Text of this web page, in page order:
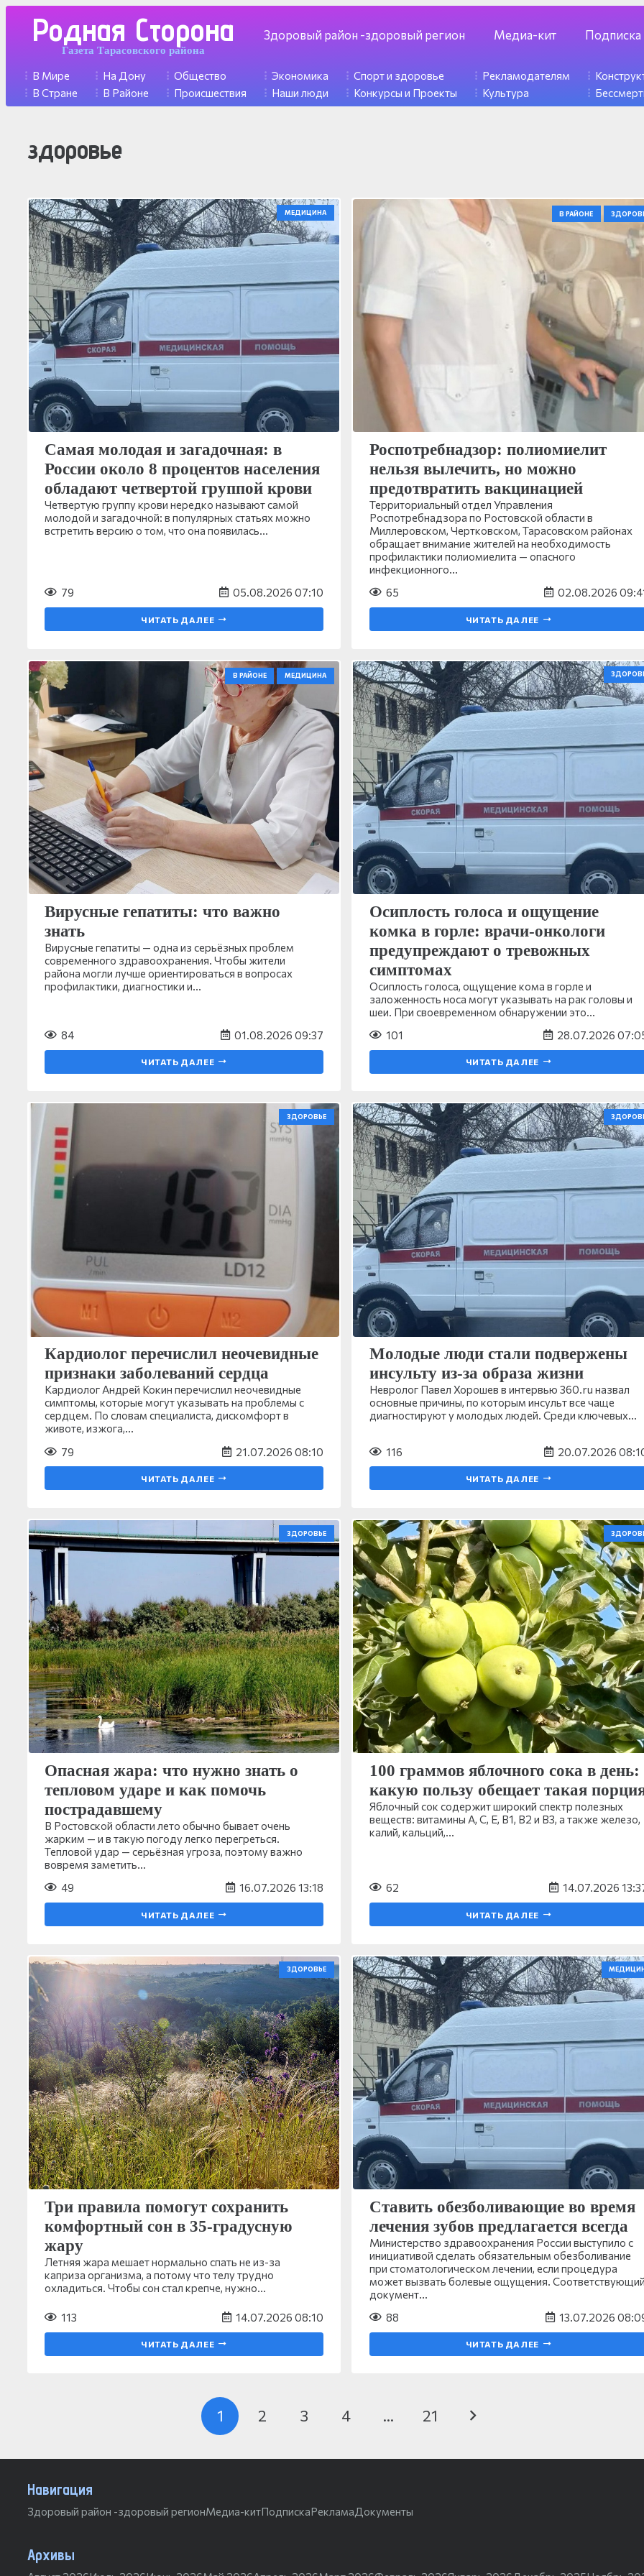
Родная Сторона
Газета Тарасовского района
Здоровый район -здоровый регион Медиа-кит Подписка
В Мире
В Стране
На Дону
В Районе
Общество
Происшествия
Экономика
Наши люди
Спорт и здоровье
Конкурсы и Проекты
Рекламодателям
Культура
здоровье
МЕДИЦИНА
Самая молодая и загадочная: в
России около 8 процентов населения
обладают четвертой группой крови
Четвертую группу крови нередко называют самой
молодой и загадочной: в популярных статьях можно
встретить версию о том, что она появилась…
79 05.08.2026 07:10
ЧИТАТЬ ДАЛЕЕ
В РАЙОНЕ
Роспотребнадзор: полиомиелит
нельзя вылечить, но можно
предотвратить вакцинацией
Территориальный отдел Управления
Роспотребнадзора по Ростовской области в
Миллеровском, Чертковском, Тарасовском районах
обращает внимание жителей на необходимость
профилактики полиомиелита — опасного
инфекционного…
65
02.08.2026
ЧИТАТЬ ДАЛЕЕ
В РАЙОНЕ МЕДИЦИНА
Вирусные гепатиты: что важно
знать
Вирусные гепатиты — одна из серьёзных проблем
современного здравоохранения. Чтобы жители
района могли лучше ориентироваться в вопросах
профилактики, диагностики и…
84 01.08.2026 09:37
ЧИТАТЬ ДАЛЕЕ
Осиплость голоса и ощущение
комка в горле: врачи-онкологи
предупреждают о тревожных
симптомах
Осиплость голоса, ощущение кома в горле и
заложенность носа могут указывать на рак головы и
шеи. При своевременном обнаружении это…
101
28.07.2026
ЧИТАТЬ ДАЛЕЕ
ЗДОРОВЬЕ
Кардиолог перечислил неочевидные
признаки заболеваний сердца
Кардиолог Андрей Кокин перечислил неочевидные
симптомы, которые могут указывать на проблемы с
сердцем. По словам специалиста, дискомфорт в
животе, изжога,…
79
21.07.2026 08:10
ЧИТАТЬ ДАЛЕЕ
Молодые люди стали подвержены
инсульту из-за образа жизни
Невролог Павел Хорошев в интервью 360.ru назвал
основные причины, по которым инсульт все чаще
диагностируют у молодых людей. Среди ключевых…
116 20.07.2026
ЧИТАТЬ ДАЛЕЕ
ЗДОРОВЬЕ
Опасная жара: что нужно знать о
тепловом ударе и как помочь
пострадавшему
В Ростовской области лето обычно бывает очень
жарким — и в такую погоду легко перегреться.
Тепловой удар — серьёзная угроза, поэтому важно
вовремя заметить…
49
16.07.2026 13:18
ЧИТАТЬ ДАЛЕЕ
100 граммов яблочного сока в день:
какую пользу обещает такая
Яблочный сок содержит широкий спектр полезных
веществ: витамины A, C, E, B1, B2 и B3, а также железо,
калий, кальций,…
62 14.07.2026
ЧИТАТЬ ДАЛЕЕ
ЗДОРОВЬЕ
Три правила помогут сохранить
комфортный сон в 35-градусную
жару
Летняя жара мешает нормально спать не из-за
каприза организма, а потому что телу трудно
охладиться. Чтобы сон стал крепче, нужно…
113 14.07.2026 08:10
ЧИТАТЬ ДАЛЕЕ
Ставить обезболивающие во время
лечения зубов предлагается всегда
Министерство здравоохранения России выступило с
инициативой сделать обязательным обезболивание
при стоматологическом лечении, если процедура
может вызвать болевые ощущения.
документ…
88
13.07.2026
ЧИТАТЬ ДАЛЕЕ
1 2 3 4 … 21
Навигация
Здоровый район -здоровый регионМедиа-китПодпискаРеклама Документы
Архивы